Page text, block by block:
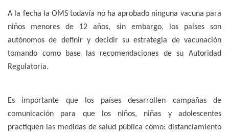
A la fecha la OMS todavía no ha aprobado ninguna vacuna para
niños menores de 12 años, sin embargo, los países son
autónomos de definir y decidir su estrategia de vacunación
tomando como base las recomendaciones de su Autoridad
Regulatoria.
Es importante que los países desarrollen campañas de
comunicación para que los niños, niñas y adolescentes
practiquen las medidas de salud pública cómo: distanciamiento